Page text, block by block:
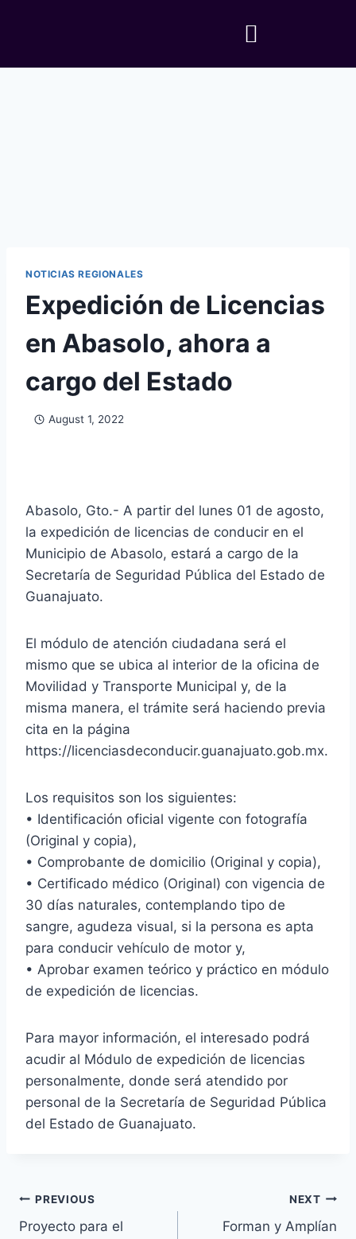
NOTICIAS REGIONALES
Expedición de Licencias
en Abasolo, ahora a
cargo del Estado
August 1, 2022
Abasolo, Gto.- A partir del lunes 01 de agosto,
la expedición de licencias de conducir en el
Municipio de Abasolo, estará a cargo de la
Secretaría de Seguridad Pública del Estado de
Guanajuato.
El módulo de atención ciudadana será el
mismo que se ubica al interior de la oficina de
Movilidad y Transporte Municipal y, de la
misma manera, el trámite será haciendo previa
cita en la página
https://licenciasdeconducir.guanajuato.gob.mx.
Los requisitos son los siguientes:
• Identificación oficial vigente con fotografía
(Original y copia),
• Comprobante de domicilio (Original y copia),
• Certificado médico (Original) con vigencia de
30 días naturales, contemplando tipo de
sangre, agudeza visual, si la persona es apta
para conducir vehículo de motor y,
• Aprobar examen teórico y práctico en módulo
de expedición de licencias.
Para mayor información, el interesado podrá
acudir al Módulo de expedición de licencias
personalmente, donde será atendido por
personal de la Secretaría de Seguridad Pública
del Estado de Guanajuato.
PREVIOUS
Proyecto para el
NEXT
Forman y Amplían